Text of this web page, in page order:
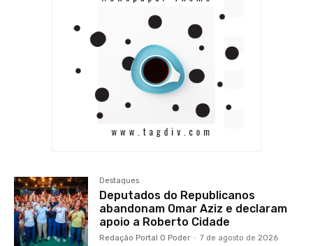
Destaques
Deputados do Republicanos
abandonam Omar Aziz e declaram
apoio a Roberto Cidade
Redação Portal O Poder - 7 de agosto de 2026